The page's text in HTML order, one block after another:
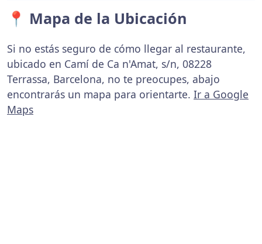
📍 Mapa de la Ubicación
Si no estás seguro de cómo llegar al restaurante,
ubicado en Camí de Ca n'Amat, s/n, 08228
Terrassa, Barcelona, no te preocupes, abajo
encontrarás un mapa para orientarte. Ir a Google
Maps